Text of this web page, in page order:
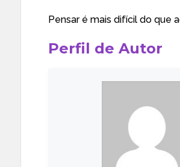
Pensar é mais difícil do que
Perfil de Autor